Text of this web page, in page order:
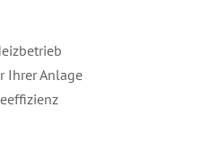
Ihrer Anlage